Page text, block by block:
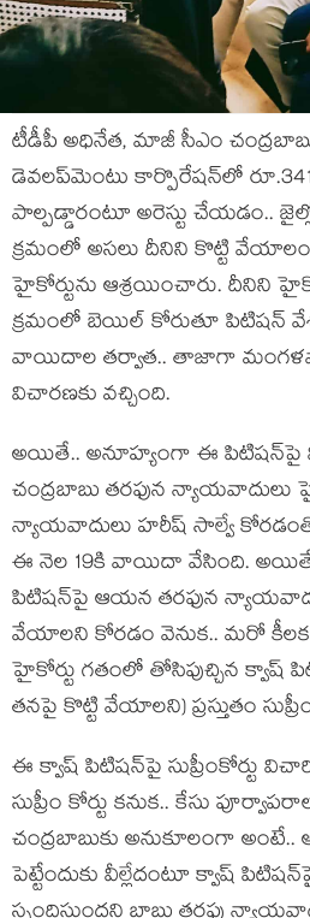
టీడీపీ అధినేత‌, మాజీ సీఎం
డెవ‌ల‌ప్‌మెంటు కార్పొరేష‌న్‌లో
పాల్ప‌డ్డారంటూ అరెస్టు చేయ‌డం..
క్ర‌మంలో అస‌లు దీనిని కొట్టి
హైకోర్టును ఆశ్ర‌యించారు. దీనిని
క్ర‌మంలో బెయిల్ కోరుతూ పిటిష‌న్
వాయిదాల త‌ర్వాత‌.. తాజాగా
విచార‌ణ‌కు వ‌చ్చింది.
అయితే.. అనూహ్యంగా ఈ పిటిష‌న్‌పై
చంద్ర‌బాబు త‌ర‌ఫున న్యాయ‌వాదులు
న్యాయ‌వాదులు హ‌రీష్ సాల్వే
ఈ నెల 19కి వాయిదా వేసింది.
పిటిష‌న్‌పై ఆయ‌న త‌ర‌ఫున
వేయాల‌ని కోర‌డం వెనుక‌.. మ‌రో
హైకోర్టు గ‌తంలో తోసిపుచ్చిన క్వాష్
త‌న‌పై కొట్టి వేయాల‌ని) ప్ర‌స్తుతం
ఈ క్వాష్ పిటిష‌న్‌పై సుప్రీంకోర్టు
సుప్రీం కోర్టు క‌నుక‌.. కేసు
చంద్ర‌బాబుకు అనుకూలంగా అంటే..
పెట్టేందుకు వీల్లేదంటూ క్వాష్